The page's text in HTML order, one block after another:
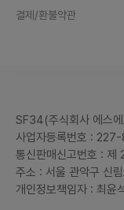
결제/환불약관
SF34(주식회사 에스
사업자등록번호 :
통신판매신고번호 :
주소 : 서울 관악구 신
개인정보책임자 : 최윤